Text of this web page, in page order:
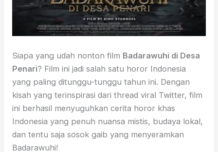
Siapa yang udah nonton film Badarawuhi di Desa
Penari? Film ini jadi salah satu horor Indonesia
yang paling ditunggu-tunggu tahun ini. Dengan
kisah yang terinspirasi dari thread viral Twitter, film
ini berhasil menyuguhkan cerita horor khas
Indonesia yang penuh nuansa mistis, budaya lokal,
dan tentu saja sosok gaib yang menyeramkan
Badarawuhi!